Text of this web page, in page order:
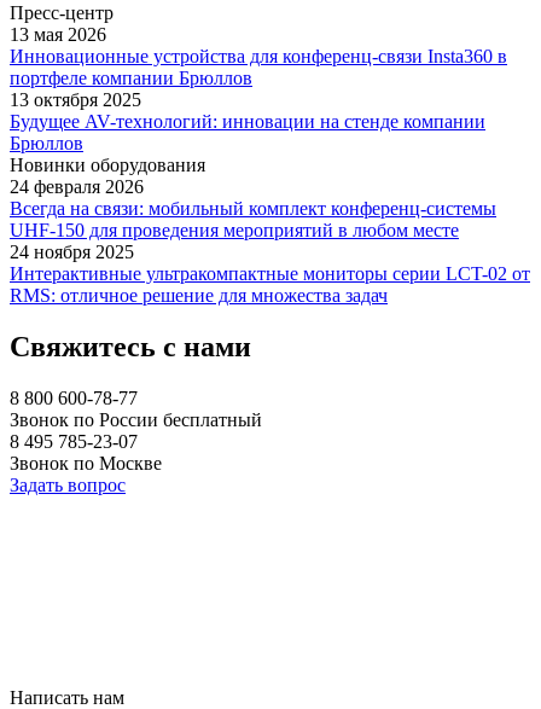
Пресс-центр
13 мая 2026
Инновационные устройства для конференц-связи Insta360 в
портфеле компании Брюллов
13 октября 2025
Будущее AV-технологий: инновации на стенде компании
Брюллов
Новинки оборудования
24 февраля 2026
Всегда на связи: мобильный комплект конференц-системы
UHF-150 для проведения мероприятий в любом месте
24 ноября 2025
Интерактивные ультракомпактные мониторы серии LCT-02 от
RMS: отличное решение для множества задач
Свяжитесь с нами
8 800 600-78-77
Звонок по России бесплатный
8 495 785-23-07
Звонок по Москве
Задать вопрос
Написать нам